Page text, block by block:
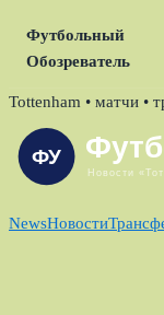
Футбольный
Обозреватель
Skip
content
Tottenham • матчи •
NewsНовости